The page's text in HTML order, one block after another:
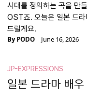
시대를 정의하는 곡을 만
OST죠. 오늘은 일본 드
드릴게요.
ByPODO June 16, 2026
JP-EXPRESSIONS
일본 드라마 배